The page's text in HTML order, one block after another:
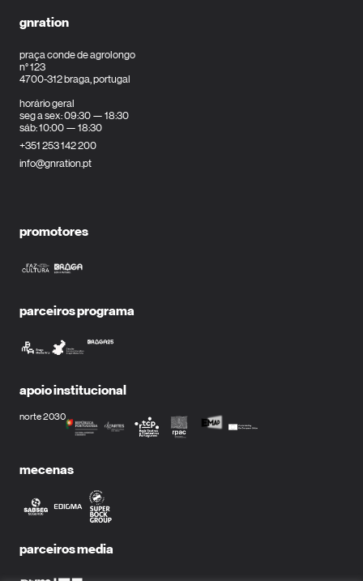
gnration
praça conde de agrolongo
n° 123
4700-312 braga, portugal
horário geral
seg a sex: 09:30 — 18:30
sáb: 10:00 — 18:30
+351 253 142 200
info@gnration.pt
promotores
parceiros programa
apoio institucional
norte 2030
mecenas
parceiros media